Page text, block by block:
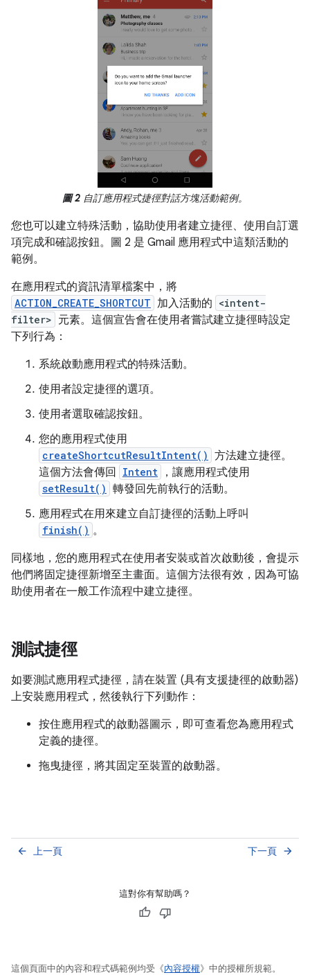
圖 2 自訂應用程式捷徑對話方塊活動範例。
您也可以建立特殊活動，協助使用者建立捷徑、使用自訂選
項完成和確認按鈕。圖 2 是 Gmail 應用程式中這類活動的
範例。
在應用程式的資訊清單檔案中，將
ACTION_CREATE_SHORTCUT 加入活動的 <intent-
filter> 元素。這個宣告會在使用者嘗試建立捷徑時設定
下列行為：
系統啟動應用程式的特殊活動。
使用者設定捷徑的選項。
使用者選取確認按鈕。
您的應用程式使用
createShortcutResultIntent() 方法建立捷徑。
這個方法會傳回
Intent ，讓應用程式使用
setResult() 轉發回先前執行的活動。
應用程式在用來建立自訂捷徑的活動上呼叫
finish() 。
同樣地，您的應用程式在使用者安裝或首次啟動後，會提示
他們將固定捷徑新增至主畫面。這個方法很有效，因為可協
助使用者在一般工作流程中建立捷徑。
測試捷徑
如要測試應用程式捷徑，請在裝置 (具有支援捷徑的啟動器)
上安裝應用程式，然後執行下列動作：
按住應用程式的啟動器圖示，即可查看您為應用程式
定義的捷徑。
拖曳捷徑，將其固定至裝置的啟動器。
上一頁
arrow_back 下一頁 arrow_forward
這對你有幫助嗎？
這個頁面中的內容和程式碼範例均受《內容授權》中的授權所規範。